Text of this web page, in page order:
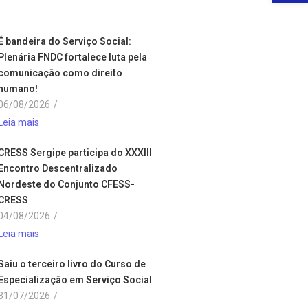
bandeira do Serviço Social:
FNDC fortalece luta pela
como direito
08/2026 /
mais
Sergipe participa do XXXIII
Descentralizado
do Conjunto CFESS-
08/2026 /
mais
o terceiro livro do Curso de
em Serviço Social
07/2026 /